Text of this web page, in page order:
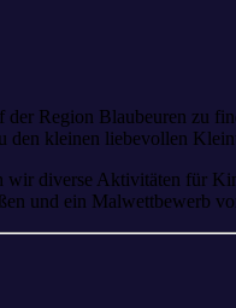
der Region Blaubeuren zu
kleinen liebevollen
wir diverse Aktivitäten für
und ein Malwettbewerb